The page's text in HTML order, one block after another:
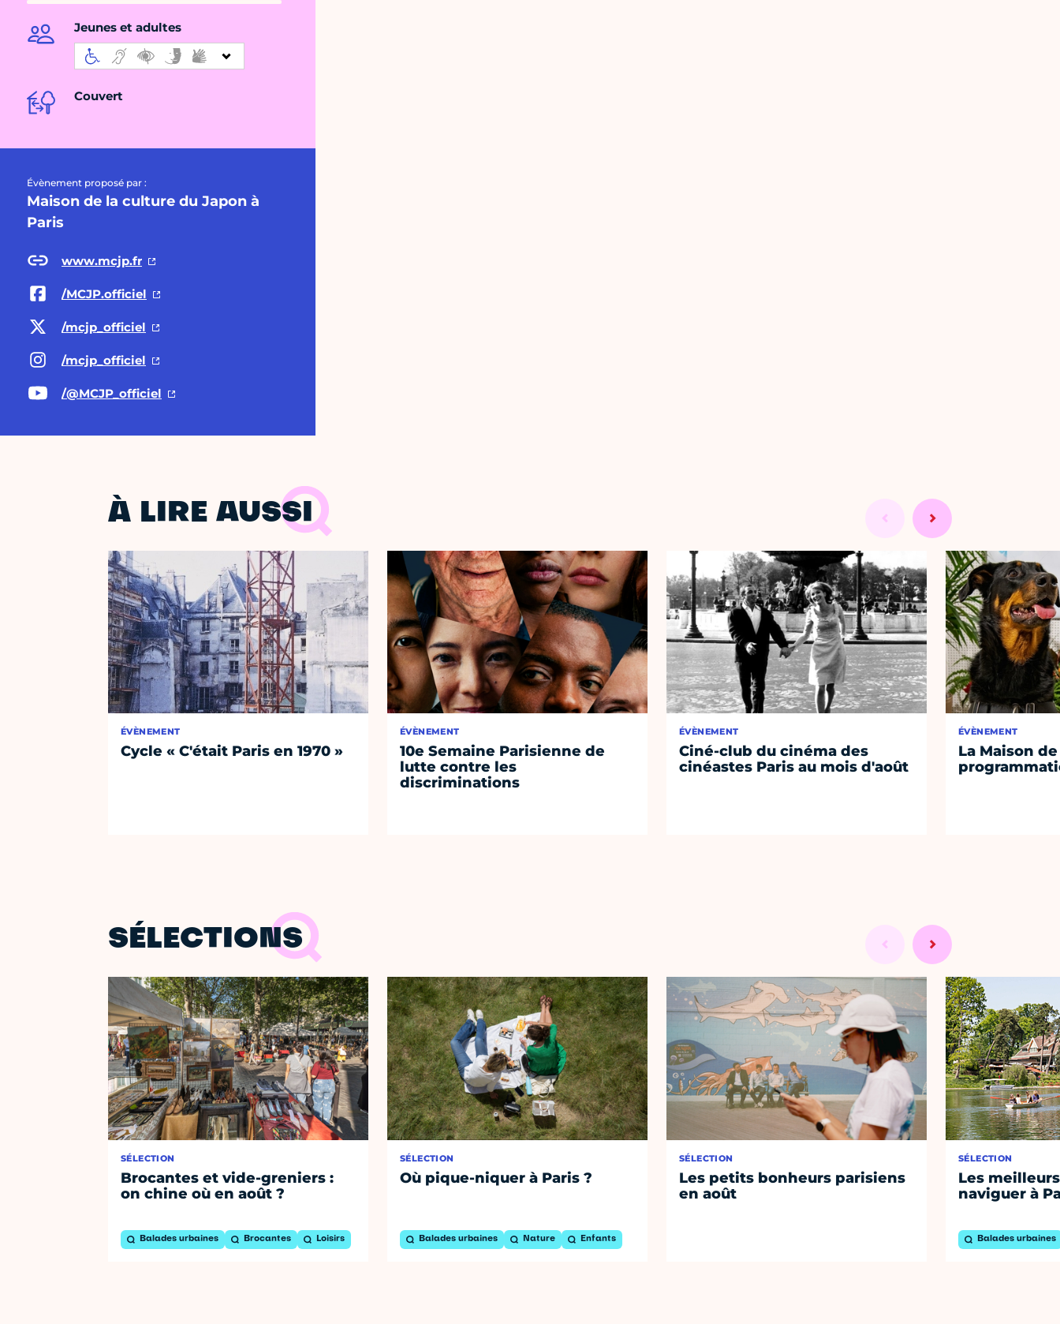
Jeunes et adultes
Couvert
Évènement proposé par :
Maison de la culture du Japon à
Paris
www.mcjp.fr
/MCJP.officiel
/mcjp_officiel
/mcjp_officiel
/@MCJP_officiel
À LIRE AUSSI
ÉVÈNEMENT
Cycle « C'était Paris en 1970 »
ÉVÈNEMENT
10e Semaine Parisienne de
lutte contre les
discriminations
ÉVÈNEMENT
Ciné-club du cinéma des
cinéastes Paris au mois d'août
ÉVÈNEMENT
La Maison
SÉLECTIONS
SÉLECTION
Brocantes et vide-greniers :
on chine où en août ?
Balades urbaines Brocantes Loisirs
SÉLECTION
Où pique-niquer à Paris ?
Balades urbaines Nature Enfants
SÉLECTION
Les petits bonheurs parisiens
en août
SÉLECTION
Les
naviguer à
Balades urbaines